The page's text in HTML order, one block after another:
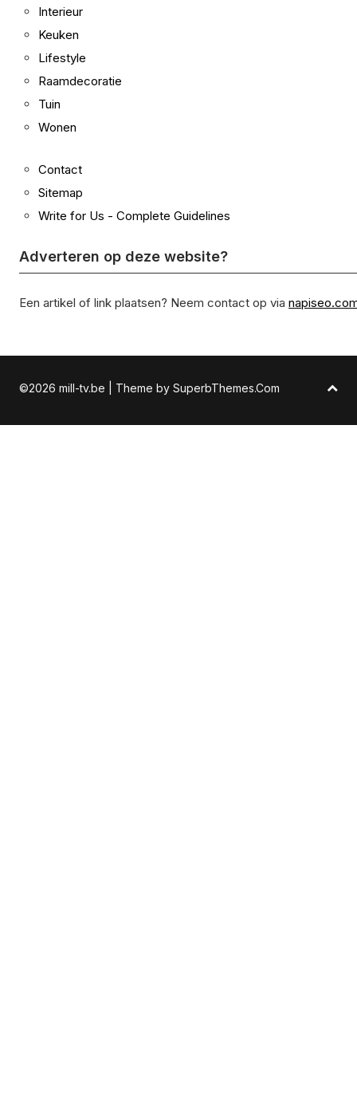
Interieur
Keuken
Lifestyle
Raamdecoratie
Tuin
Wonen
Contact
Sitemap
Write for Us - Complete Guidelines
Adverteren op deze website?
Een artikel of link plaatsen? Neem contact op via
©2026 mill-tv.be | Theme by SuperbThemes.Com